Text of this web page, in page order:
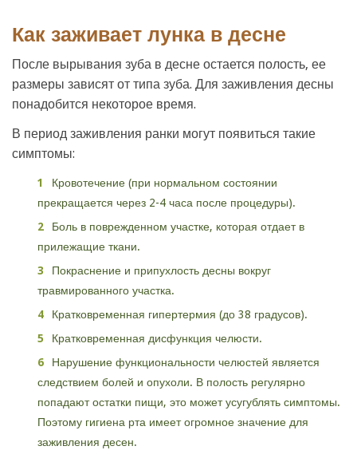
Как заживает лунка в десне
После вырывания зуба в десне остается полость, ее
размеры зависят от типа зуба. Для заживления десны
понадобится некоторое время.
В период заживления ранки могут появиться такие
симптомы:
Кровотечение (при нормальном состоянии
прекращается через 2-4 часа после процедуры).
Боль в поврежденном участке, которая отдает в
прилежащие ткани.
Покраснение и припухлость десны вокруг
травмированного участка.
Кратковременная гипертермия (до 38 градусов).
Кратковременная дисфункция челюсти.
Нарушение функциональности челюстей является
следствием болей и опухоли. В полость регулярно
попадают остатки пищи, это может усугублять симптомы.
Поэтому гигиена рта имеет огромное значение для
заживления десен.